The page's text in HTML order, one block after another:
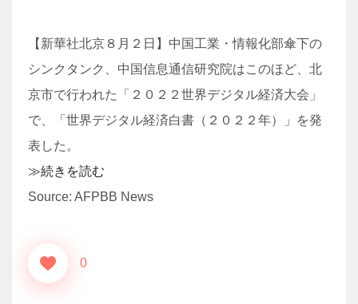
【新華社北京８月２日】中国工業・情報化部傘下の
シンクタンク、中国信息通信研究院はこのほど、北
京市で行われた「２０２２世界デジタル経済大会」
で、「世界デジタル経済白書（２０２２年）」を発
表した。
≫続きを読む
Source: AFPBB News
0